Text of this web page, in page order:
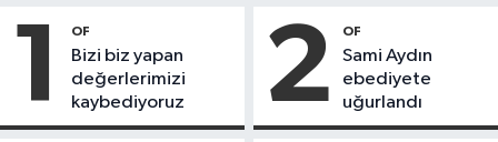
1 OF
Bizi biz yapan
değerlerimizi
kaybediyoruz
2 OF
Sami Aydın
ebediyete
uğurlandı